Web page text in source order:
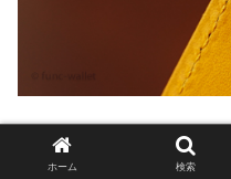
ホーム 検索